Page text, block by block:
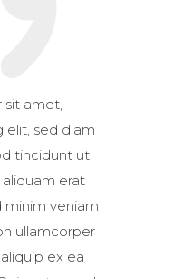
sit amet,
elit, sed diam
tincidunt ut
erat
veniam,
ullamcorper
ex ea